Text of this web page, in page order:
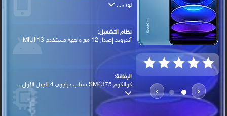
‹
›
لون،...
نظام التشغيل:
أندرويد إصدار 12 مع واجهة مستخدم MIUI 13
الرقاقة:
كوالكوم SM4375 سناب دراجون 4 الجيل الأول...